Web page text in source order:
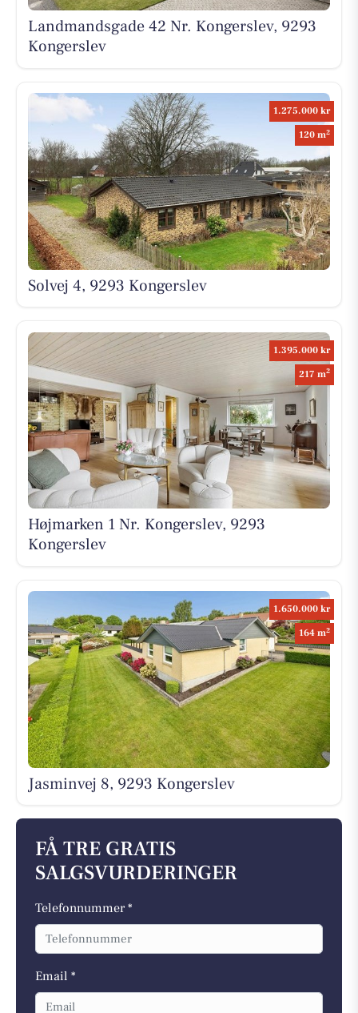
Landmandsgade 42 Nr. Kongerslev, 9293
Kongerslev
1.275.000 kr
120 m2
Solvej 4, 9293 Kongerslev
1.395.000 kr
217 m2
Højmarken 1 Nr. Kongerslev, 9293
Kongerslev
1.650.000 kr
164 m2
Jasminvej 8, 9293 Kongerslev
FÅ TRE GRATIS
SALGSVURDERINGER
Telefonnummer *
Email *